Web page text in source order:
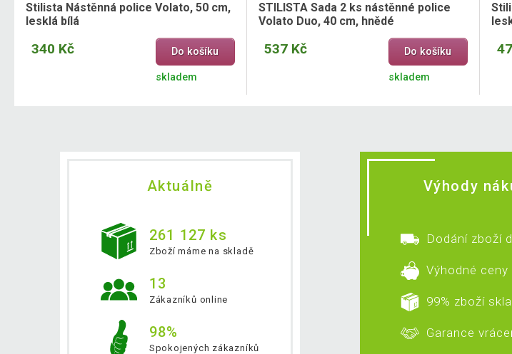
Stilista Nástěnná police Volato, 50 cm,
lesklá bílá
340 Kč Do košíku
skladem
STILISTA Sada 2 ks nástěnné police
Volato Duo, 40 cm, hnědé
537 Kč Do košíku
skladem
Aktuálně
261 127 ks
Zboží máme na skladě
13
Zákazníků online
98%
Spokojených zákazníků
Výhody
Dodání zboží
Výhodné ceny
99% zboží
Garance